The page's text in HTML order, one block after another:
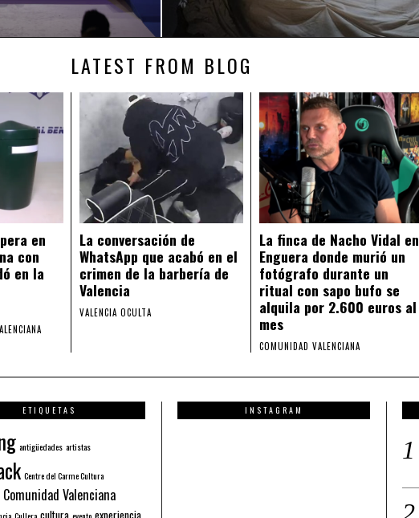
LATEST FROM BLOG
en
con
en la
La conversación de
WhatsApp que acabó en el
crimen de la barbería de
Valencia
VALENCIA OCULTA
La finca de Nacho Vidal en
Enguera donde murió un
fotógrafo durante un
ritual con sapo bufo se
alquila por 2.600 euros al
mes
COMUNIDAD VALENCIANA
ETIQUETAS
antigüedades artistas
Centre del Carme Cultura
Comunidad Valenciana
INSTAGRAM